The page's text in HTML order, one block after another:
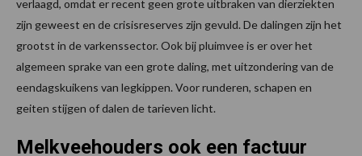
verlaagd, omdat er recent geen grote uitbraken van dierziekten
zijn geweest en de crisisreserves zijn gevuld. De dalingen zijn het
grootst in de varkenssector. Ook bij pluimvee is er over het
algemeen sprake van een grote daling, met uitzondering van de
eendagskuikens van legkippen. Voor runderen, schapen en
geiten stijgen of dalen de tarieven licht.
Melkveehouders ook een factuur